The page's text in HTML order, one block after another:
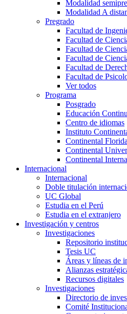
Modalidad
Modalidad A
Pregrado
Facultad de
Facultad de
Facultad de
Facultad de
Facultad de
Facultad de
Ver todos
Programa
Posgrado
Educación
Centro de idiomas
Instituto
Continental
Continental
Continental
Internacional
Internacional
Doble titulación
UC Global
Estudia en el Perú
Estudia en el extranjero
Investigación y centros
Investigaciones
Repositorio
Tesis UC
Áreas y líneas de
Alianzas
Recursos digitales
Investigaciones
Directorio de
Comité